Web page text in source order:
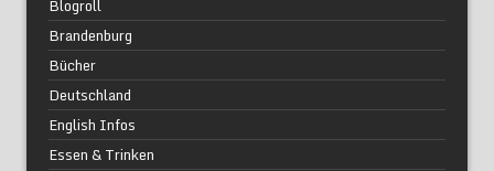
Blogroll
Brandenburg
Bücher
Deutschland
English Infos
Essen & Trinken